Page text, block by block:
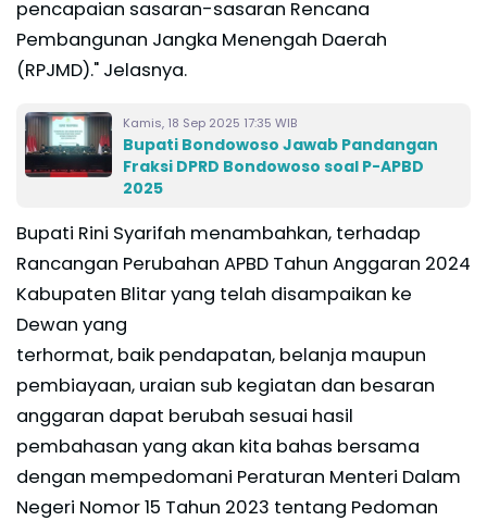
pencapaian sasaran-sasaran Rencana
Pembangunan Jangka Menengah Daerah
(RPJMD)." Jelasnya.
Kamis, 18 Sep 2025 17:35 WIB
Bupati Bondowoso Jawab Pandangan
Fraksi DPRD Bondowoso soal P-APBD
2025
Bupati Rini Syarifah menambahkan, terhadap
Rancangan Perubahan APBD Tahun Anggaran 2024
Kabupaten Blitar yang telah disampaikan ke
Dewan yang
terhormat, baik pendapatan, belanja maupun
pembiayaan, uraian sub kegiatan dan besaran
anggaran dapat berubah sesuai hasil
pembahasan yang akan kita bahas bersama
dengan mempedomani Peraturan Menteri Dalam
Negeri Nomor 15 Tahun 2023 tentang Pedoman